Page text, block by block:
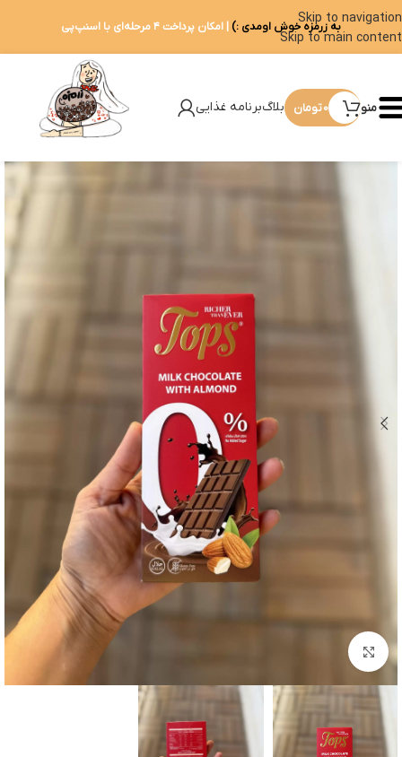
Skip to navigation
Skip to main content
به زرمزه خوش اومدی :) | امکان پرداخت ۴ مرحله‌ای با اسنپ‌پی
منو 0تومان بلاگبرنامه غذایی
بزرگنمایی تصویر